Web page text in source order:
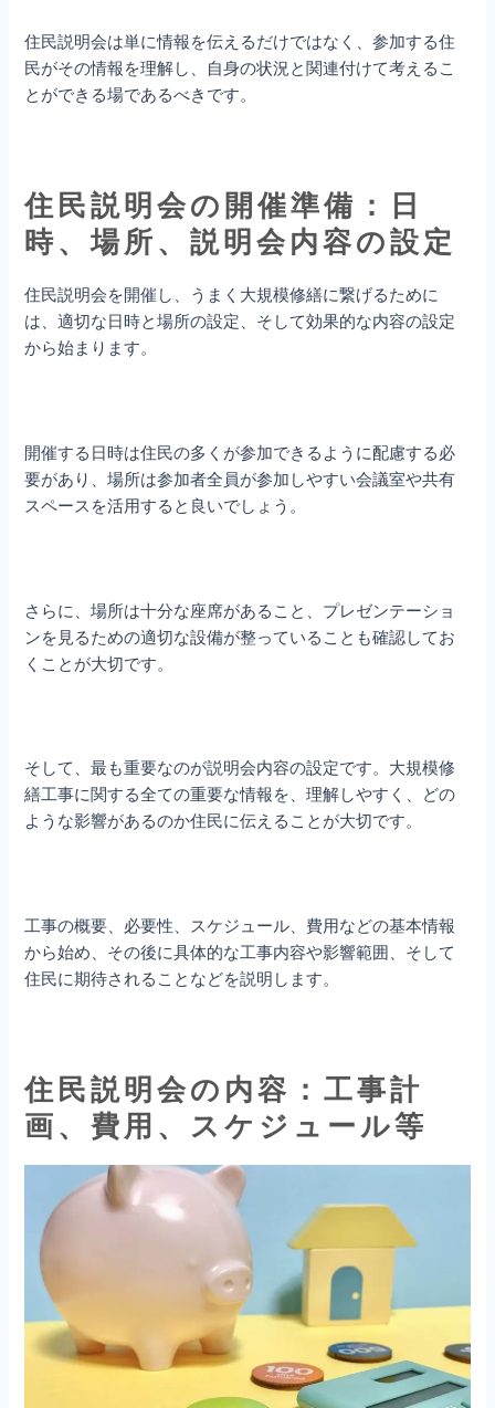
住民説明会は単に情報を伝えるだけではなく、参加する住
民がその情報を理解し、自身の状況と関連付けて考えるこ
とができる場であるべきです。
住民説明会の開催準備：日
時、場所、説明会内容の設定
住民説明会を開催し、うまく大規模修繕に繋げるために
は、適切な日時と場所の設定、そして効果的な内容の設定
から始まります。
開催する日時は住民の多くが参加できるように配慮する必
要があり、場所は参加者全員が参加しやすい会議室や共有
スペースを活用すると良いでしょう。
さらに、場所は十分な座席があること、プレゼンテーショ
ンを見るための適切な設備が整っていることも確認してお
くことが大切です。
そして、最も重要なのが説明会内容の設定です。大規模修
繕工事に関する全ての重要な情報を、理解しやすく、どの
ような影響があるのか住民に伝えることが大切です。
工事の概要、必要性、スケジュール、費用などの基本情報
から始め、その後に具体的な工事内容や影響範囲、そして
住民に期待されることなどを説明します。
住民説明会の内容：工事計
画、費用、スケジュール等